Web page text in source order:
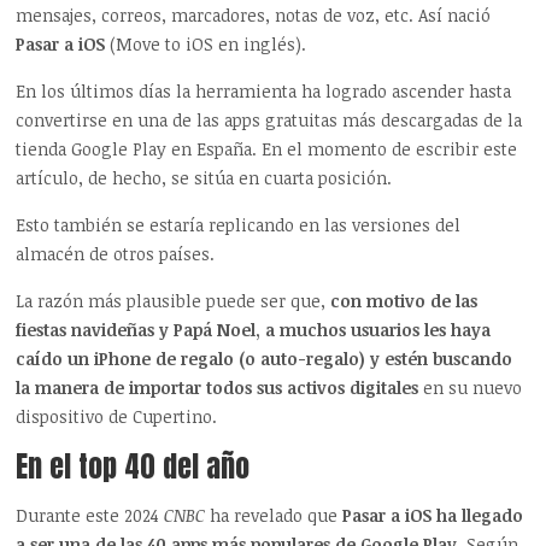
mensajes, correos, marcadores, notas de voz, etc. Así nació
Pasar a iOS (Move to iOS en inglés).
En los últimos días la herramienta ha logrado ascender hasta
convertirse en una de las apps gratuitas más descargadas de la
tienda Google Play en España. En el momento de escribir este
artículo, de hecho, se sitúa en cuarta posición.
Esto también se estaría replicando en las versiones del
almacén de otros países.
La razón más plausible puede ser que, con motivo de las
fiestas navideñas y Papá Noel, a muchos usuarios les haya
caído un iPhone de regalo (o auto-regalo) y estén buscando
la manera de importar todos sus activos digitales en su nuevo
dispositivo de Cupertino.
En el top 40 del año
Durante este 2024CNBC ha revelado quePasar a iOS ha llegado